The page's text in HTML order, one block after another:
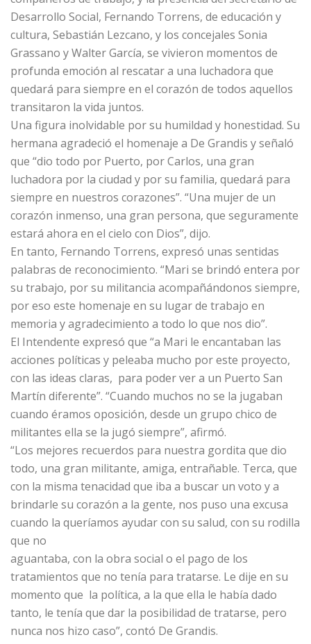
Desarrollo Social, Fernando Torrens, de educación y
cultura, Sebastián Lezcano, y los concejales Sonia
Grassano y Walter García, se vivieron momentos de
profunda emoción al rescatar a una luchadora que
quedará para siempre en el corazón de todos aquellos
transitaron la vida juntos.
Una figura inolvidable por su humildad y honestidad. Su
hermana agradeció el homenaje a De Grandis y señaló
que “dio todo por Puerto, por Carlos, una gran
luchadora por la ciudad y por su familia, quedará para
siempre en nuestros corazones”. “Una mujer de un
corazón inmenso, una gran persona, que seguramente
estará ahora en el cielo con Dios”, dijo.
En tanto, Fernando Torrens, expresó unas sentidas
palabras de reconocimiento. “Mari se brindó entera por
su trabajo, por su militancia acompañándonos siempre,
por eso este homenaje en su lugar de trabajo en
memoria y agradecimiento a todo lo que nos dio”.
El Intendente expresó que “a Mari le encantaban las
acciones políticas y peleaba mucho por este proyecto,
con las ideas claras, para poder ver a un Puerto San
Martín diferente”. “Cuando muchos no se la jugaban
cuando éramos oposición, desde un grupo chico de
militantes ella se la jugó siempre”, afirmó.
“Los mejores recuerdos para nuestra gordita que dio
todo, una gran militante, amiga, entrañable. Terca, que
con la misma tenacidad que iba a buscar un voto y a
brindarle su corazón a la gente, nos puso una excusa
cuando la queríamos ayudar con su salud, con su rodilla
que no
aguantaba, con la obra social o el pago de los
tratamientos que no tenía para tratarse. Le dije en su
momento que la política, a la que ella le había dado
tanto, le tenía que dar la posibilidad de tratarse, pero
nunca nos hizo caso”, contó De Grandis.